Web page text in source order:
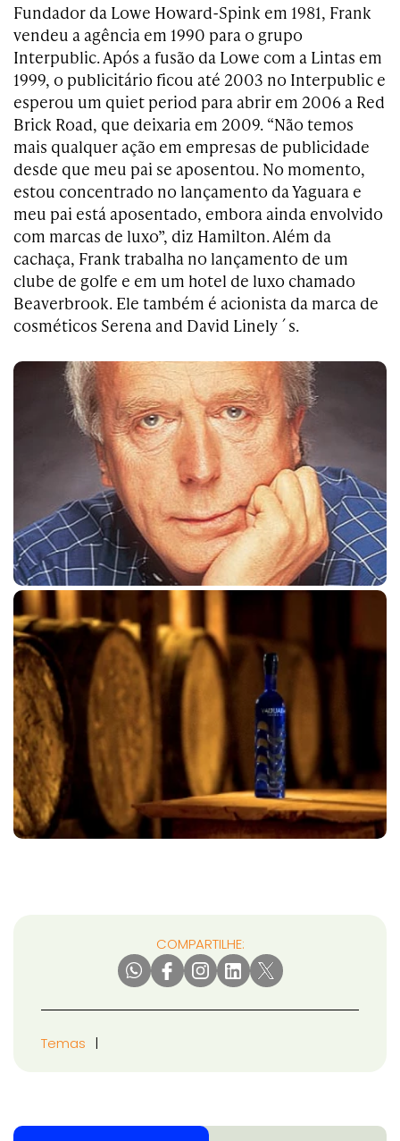
Fundador da Lowe Howard-Spink em 1981, Frank
vendeu a agência em 1990 para o grupo
Interpublic. Após a fusão da Lowe com a Lintas em
1999, o publicitário ficou até 2003 no Interpublic e
esperou um quiet period para abrir em 2006 a Red
Brick Road, que deixaria em 2009. “Não temos
mais qualquer ação em empresas de publicidade
desde que meu pai se aposentou. No momento,
estou concentrado no lançamento da Yaguara e
meu pai está aposentado, embora ainda envolvido
com marcas de luxo”, diz Hamilton. Além da
cachaça, Frank trabalha no lançamento de um
clube de golfe e em um hotel de luxo chamado
Beaverbrook. Ele também é acionista da marca de
cosméticos Serena and David Linely´s.
COMPARTILHE:
Temas